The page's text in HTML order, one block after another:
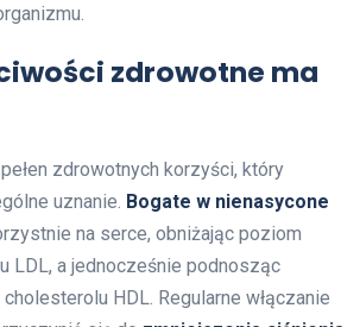
zdrowotne ma
zdrowotnych korzyści, który
uznanie. Bogate w nienasycone
na serce, obniżając poziom
LDL, a jednocześnie podnosząc
HDL. Regularne włączanie